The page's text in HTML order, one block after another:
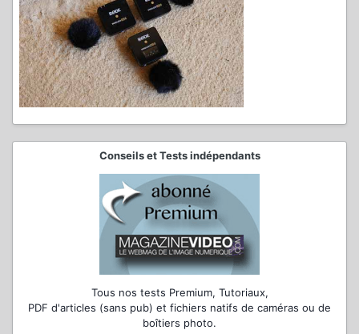
Conseils et Tests indépendants
Tous nos tests Premium, Tutoriaux,
PDF d'articles (sans pub) et fichiers natifs de caméras ou de
boîtiers photo.